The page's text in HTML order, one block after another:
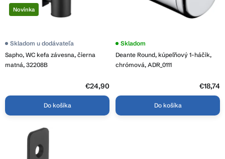
u
k
o
v
o Novinka
Sapho, WC kefa závesna, čierna
matná, 32208B
Skladom u dodávateľa
€24,90
Do košíka
Deante Round, kúpeľňový 1-háčik,
chrómová, ADR_0111
Skladom
€18,74
Do košíka